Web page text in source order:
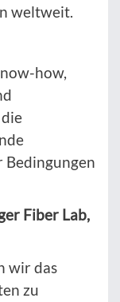
weltweit.
how,
Fiber Lab,
wir das
zu